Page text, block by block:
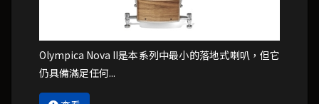
Olympica Nova II是本系列中最小的落地式喇叭，但它
仍具備滿足任何...